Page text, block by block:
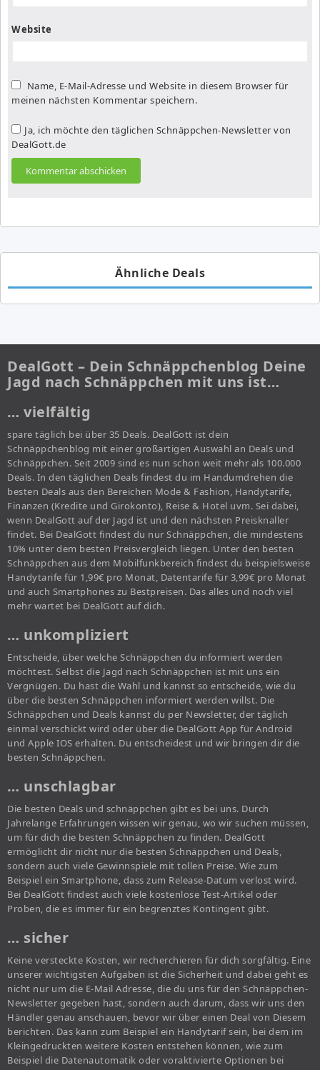
Website
Name, E-Mail-Adresse und Website in diesem Browser für
meinen nächsten Kommentar speichern.
Ja, ich möchte den täglichen Schnäppchen-Newsletter von
DealGott.de
Ähnliche Deals
DealGott – Dein Schnäppchenblog Deine
Jagd nach Schnäppchen mit uns ist…
… vielfältig
spare täglich bei über 35 Deals. DealGott ist dein
Schnäppchenblog mit einer großartigen Auswahl an Deals und
Schnäppchen. Seit 2009 sind es nun schon weit mehr als 100.000
Deals. In den täglichen Deals findest du im Handumdrehen die
besten Deals aus den Bereichen Mode & Fashion, Handytarife,
Finanzen (Kredite und Girokonto), Reise & Hotel uvm. Sei dabei,
wenn DealGott auf der Jagd ist und den nächsten Preisknaller
findet. Bei DealGott findest du nur Schnäppchen, die mindestens
10% unter dem besten Preisvergleich liegen. Unter den besten
Schnäppchen aus dem Mobilfunkbereich findest du beispielsweise
Handytarife für 1,99€ pro Monat, Datentarife für 3,99€ pro Monat
und auch Smartphones zu Bestpreisen. Das alles und noch viel
mehr wartet bei DealGott auf dich.
… unkompliziert
Entscheide, über welche Schnäppchen du informiert werden
möchtest. Selbst die Jagd nach Schnäppchen ist mit uns ein
Vergnügen. Du hast die Wahl und kannst so entscheide, wie du
über die besten Schnäppchen informiert werden willst. Die
Schnäppchen und Deals kannst du per Newsletter, der täglich
einmal verschickt wird oder über die DealGott App für Android
und Apple IOS erhalten. Du entscheidest und wir bringen dir die
besten Schnäppchen.
… unschlagbar
Die besten Deals und schnäppchen gibt es bei uns. Durch
Jahrelange Erfahrungen wissen wir genau, wo wir suchen müssen,
um für dich die besten Schnäppchen zu finden. DealGott
ermöglicht dir nicht nur die besten Schnäppchen und Deals,
sondern auch viele Gewinnspiele mit tollen Preise. Wie zum
Beispiel ein Smartphone, dass zum Release-Datum verlost wird.
Bei DealGott findest auch viele kostenlose Test-Artikel oder
Proben, die es immer für ein begrenztes Kontingent gibt.
… sicher
Keine versteckte Kosten, wir recherchieren für dich sorgfältig. Eine
unserer wichtigsten Aufgaben ist die Sicherheit und dabei geht es
nicht nur um die E-Mail Adresse, die du uns für den Schnäppchen-
Newsletter gegeben hast, sondern auch darum, dass wir uns den
Händler genau anschauen, bevor wir über einen Deal von Diesem
berichten. Das kann zum Beispiel ein Handytarif sein, bei dem im
Kleingedruckten weitere Kosten entstehen können, wie zum
Beispiel die Datenautomatik oder voraktivierte Optionen bei